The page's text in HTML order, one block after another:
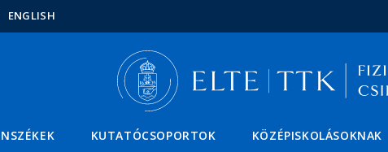
ENGLISH
KUTATÓCSOPORTOK KÖZÉPISKOLÁSOKNAK